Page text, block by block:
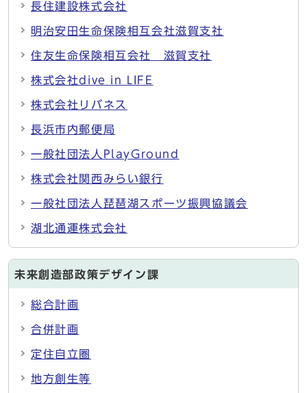
長住建設株式会社
明治安田生命保険相互会社滋賀支社
住友生命保険相互会社 滋賀支社
株式会社dive in LIFE
株式会社リバネス
長浜市内郵便局
一般社団法人PlayGround
株式会社関西みらい銀行
一般社団法人琵琶湖スポーツ振興協議会
湖北通運株式会社
未来創造部政策デザイン課
総合計画
合併計画
定住自立圏
地方創生等